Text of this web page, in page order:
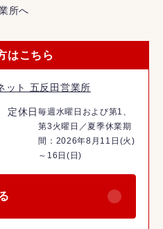
所へ
はこちら
ット 五反田営業所
定休日毎週水曜日および第1、
第3火曜日／夏季休業期
間：2026年8月11日(火)
～16日(日)